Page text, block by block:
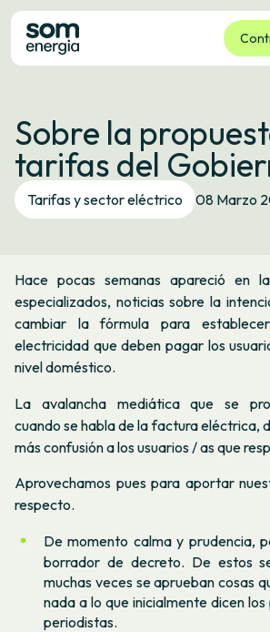
Tarifas
Servizos
Empresas
La cooperativa
Oficina virtual
Idioma: ES CA GL EU
Sobre la
tarifas del
Tarifas y sector eléctrico 08 Marzo
Hace pocas semanas apareció en
especializados, noticias sobre la
cambiar la fórmula para
electricidad que deben pagar los
nivel doméstico.
La avalancha mediática que se
cuando se habla de la factura eléctrica,
más confusión a los usuarios / as que
Aprovechamos pues para aportar
respecto.
De momento calma y prudencia,
borrador de decreto. De estos
muchas veces se aprueban cosas
nada a lo que inicialmente dicen
periodistas.